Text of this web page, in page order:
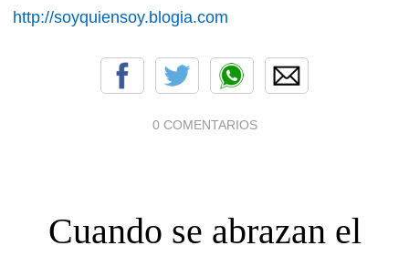
http://soyquiensoy.blogia.com
0 COMENTARIOS
Cuando se abrazan el